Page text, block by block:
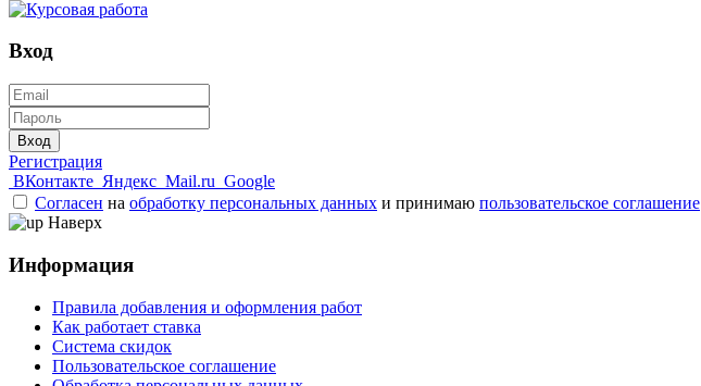
Вход
Вход
Регистрация
ВКонтакте Яндекс Mail.ru Google
Согласен на обработку персональных данных и принимаю пользовательское соглашение
Наверх
Информация
Правила добавления и оформления работ
Как работает ставка
Система скидок
Пользовательское соглашение